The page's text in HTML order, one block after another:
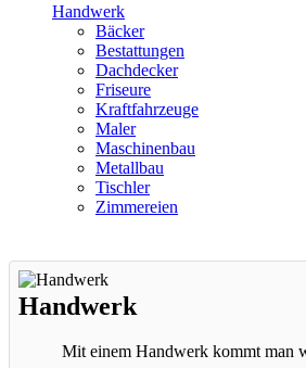
Handwerk
Bäcker
Bestattungen
Dachdecker
Friseure
Kraftfahrzeuge
Maler
Maschinenbau
Metallbau
Tischler
Zimmereien
Handwerk
Mit einem Handwerk kommt man